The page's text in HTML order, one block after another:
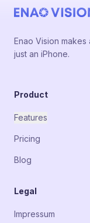
Enao Vision
just an iPhone.
Product
Features
Pricing
Blog
Legal
Impressum